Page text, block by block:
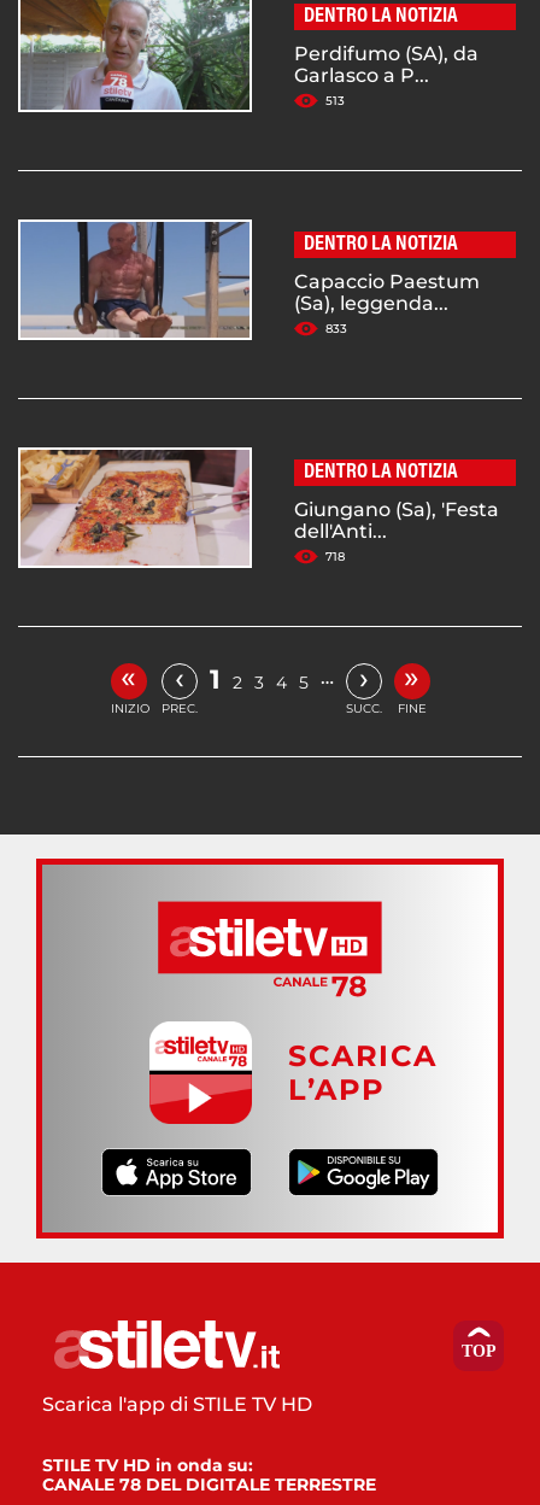
DENTRO LA NOTIZIA
Perdifumo (SA), da
Garlasco a P...
513
DENTRO LA NOTIZIA
Capaccio Paestum
(Sa), leggenda...
833
DENTRO LA NOTIZIA
Giungano (Sa), 'Festa
dell'Anti...
718
«
INIZIO
‹
PREC.
1 2 3 4 5 … ›
SUCC.
»
FINE
SCARICA
L’APP
Scarica l'app di STILE TV HD
STILE TV HD in onda su:
CANALE 78 DEL DIGITALE TERRESTRE